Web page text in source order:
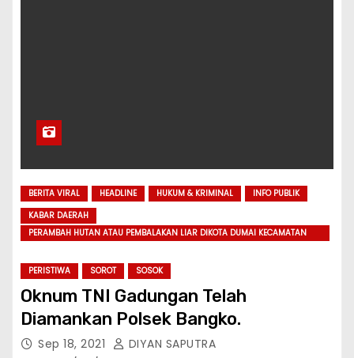
BERITA VIRAL HEADLINE HUKUM & KRIMINAL
INFO PUBLIK
KABAR DAERAH
PERAMBAH HUTAN ATAU PEMBALAKAN LIAR DIKOTA DUMAI KECAMATAN
PERISTIWA
SOROT SOSOK
Oknum TNI Gadungan Telah
Diamankan Polsek Bangko.
Sep 18, 2021 DIYAN SAPUTRA